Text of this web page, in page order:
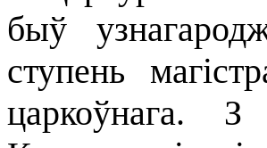
быў
ступень
царкоўнага.